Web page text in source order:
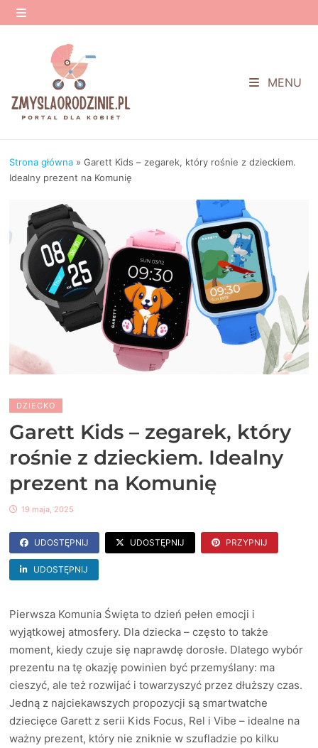
Przejdź
do
MENU
MENU
Strona główna »Garett Kids – zegarek, który rośnie z dzieckiem.
Idealny prezent na Komunię
DZIECKO
Garett Kids – zegarek, który
rośnie z dzieckiem. Idealny
prezent na Komunię
19 maja, 2025
UDOSTĘPNIJ UDOSTĘPNIJ PRZYPNIJ
UDOSTĘPNIJ
Pierwsza Komunia Święta to dzień pełen emocji i
wyjątkowej atmosfery. Dla dziecka – często to także
moment, kiedy czuje się naprawdę dorosłe. Dlatego wybór
prezentu na tę okazję powinien być przemyślany: ma
cieszyć, ale też rozwijać i towarzyszyć przez dłuższy czas.
Jedną z najciekawszych propozycji są smartwatche
dziecięce Garett z serii Kids Focus, Rel i Vibe – idealne na
ważny prezent, który nie zniknie w szufladzie po kilku